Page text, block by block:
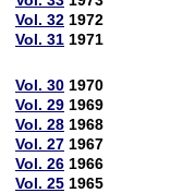
Vol. 32 1972
Vol. 31 1971
Vol. 30 1970
Vol. 29 1969
Vol. 28 1968
Vol. 27 1967
Vol. 26 1966
Vol. 25 1965